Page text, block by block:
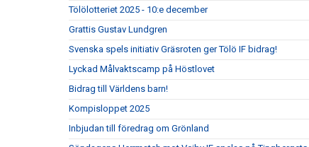
Tölölotteriet 2025 - 10:e december
Grattis Gustav Lundgren
Svenska spels initiativ Gräsroten ger Tölö IF bidrag!
Lyckad Målvaktscamp på Höstlovet
Bidrag till Världens barn!
Kompisloppet 2025
Inbjudan till föredrag om Grönland